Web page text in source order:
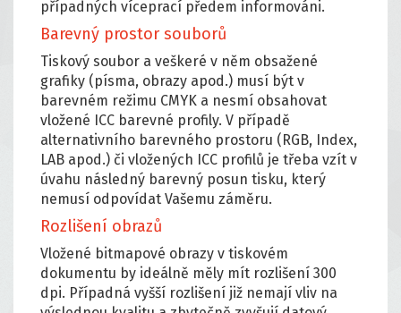
případných víceprací předem informováni.
Barevný prostor souborů
Tiskový soubor a veškeré v něm obsažené
grafiky (písma, obrazy apod.) musí být v
barevném režimu CMYK a nesmí obsahovat
vložené ICC barevné profily. V případě
alternativního barevného prostoru (RGB, Index,
LAB apod.) či vložených ICC profilů je třeba vzít v
úvahu následný barevný posun tisku, který
nemusí odpovídat Vašemu záměru.
Rozlišení obrazů
Vložené bitmapové obrazy v tiskovém
dokumentu by ideálně měly mít rozlišení 300
dpi. Případná vyšší rozlišení již nemají vliv na